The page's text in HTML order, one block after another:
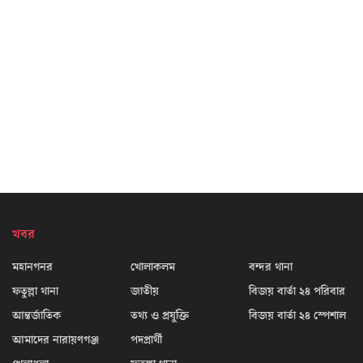
খবর
মহানগনর
ফতুল্লা থানা
আন্তর্জাতিক
আমাদের নারায়ণগঞ্জ
খোলাকলম
জাতীয়
তথ্য ও প্রযুক্তি
পদপ্রার্থী
বন্দর থানা
বিজয় বার্তা ২৪ পরিবার
বিজয় বার্তা ২৪ স্পেশাল